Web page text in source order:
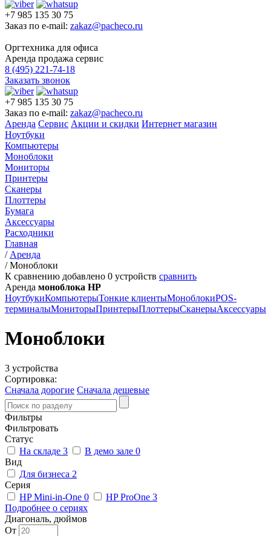
+7 985 135 30 75
Заказ по e-mail: zakaz@pacheco.ru
Оргтехника для офиса
Аренда продажа сервис
8 (495) 221-74-18
Заказать звонок
+7 985 135 30 75
Заказ по e-mail: zakaz@pacheco.ru
Аренда Сервис Акции и скидки Интернет магазин
Ноутбуки
Компьютеры
Моноблоки
Мониторы
Принтеры
Сканеры
Плоттеры
Бумага
Аксессуары
Расходники
Главная
/ Аренда
/Моноблоки
К сравнению добавлено 0 устройств сравнить
Аренда моноблока HP
НоутбукиКомпьютерыТонкие клиентыМоноблокиPOS-
терминалыМониторыПринтерыПлоттерыСканерыАксессуары
Моноблоки
3 устройства
Сортировка:
Сначала дорогие Сначала дешевые
Фильтры
Фильтровать
Статус
На складе 3 В демо зале 0
Вид
Для бизнеса 2
Серия
HP Mini-in-One 0 HP ProOne 3
Подробнее о сериях
Диагональ, дюймов
От